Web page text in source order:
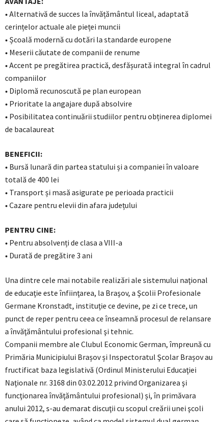
• Alternativă de succes la învățământul liceal, adaptată
cerințelor actuale ale pieței muncii
• Școală modernă cu dotări la standarde europene
• Meserii căutate de companii de renume
• Accent pe pregătirea practică, desfășurată integral în cadrul
companiilor
• Diplomă recunoscută pe plan european
• Prioritate la angajare după absolvire
• Posibilitatea continuării studiilor pentru obținerea diplomei
de bacalaureat
BENEFICII:
• Bursă lunară din partea statului și a companiei în valoare
totală de 400 lei
• Transport și masă asigurate pe perioada practicii
• Cazare pentru elevii din afara județului
PENTRU CINE:
• Pentru absolvenți de clasa a VIII-a
• Durată de pregătire 3 ani
Una dintre cele mai notabile realizări ale sistemului naţional
de educaţie este înfiinţarea, la Braşov, a Şcolii Profesionale
Germane Kronstadt, instituţie ce devine, pe zi ce trece, un
punct de reper pentru ceea ce înseamnă procesul de relansare
a învăţământului profesional şi tehnic.
Companii membre ale Clubul Economic German, împreună cu
Primăria Municipiului Brașov și Inspectoratul Şcolar Brașov au
fructificat baza legislativă (Ordinul Ministerului Educaţiei
Naţionale nr. 3168 din 03.02.2012 privind Organizarea şi
funcţionarea învăţământului profesional) și, în primăvara
anului 2012, s-au demarat discuţii cu scopul creării unei şcoli